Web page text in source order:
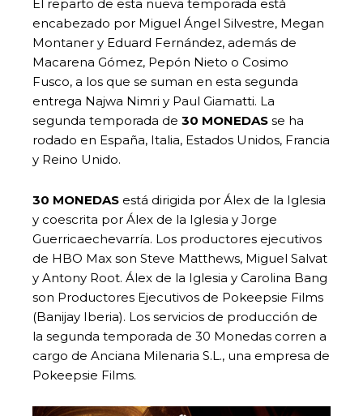
El reparto de esta nueva temporada está
encabezado por Miguel Ángel Silvestre, Megan
Montaner y Eduard Fernández, además de
Macarena Gómez, Pepón Nieto o Cosimo
Fusco, a los que se suman en esta segunda
entrega Najwa Nimri y Paul Giamatti. La
segunda temporada de 30 MONEDAS se ha
rodado en España, Italia, Estados Unidos, Francia
y Reino Unido.
30 MONEDAS está dirigida por Álex de la Iglesia
y coescrita por Álex de la Iglesia y Jorge
Guerricaechevarría. Los productores ejecutivos
de HBO Max son Steve Matthews, Miguel Salvat
y Antony Root. Álex de la Iglesia y Carolina Bang
son Productores Ejecutivos de Pokeepsie Films
(Banijay Iberia). Los servicios de producción de
la segunda temporada de 30 Monedas corren a
cargo de Anciana Milenaria S.L., una empresa de
Pokeepsie Films.